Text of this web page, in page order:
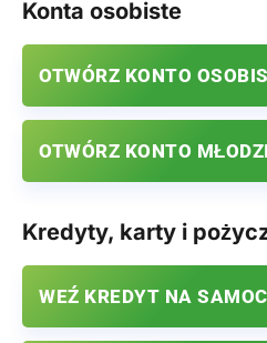
Konta osobiste
OTWÓRZ KONTO
OTWÓRZ KONTO
Kredyty, karty i
WEŹ KREDYT NA